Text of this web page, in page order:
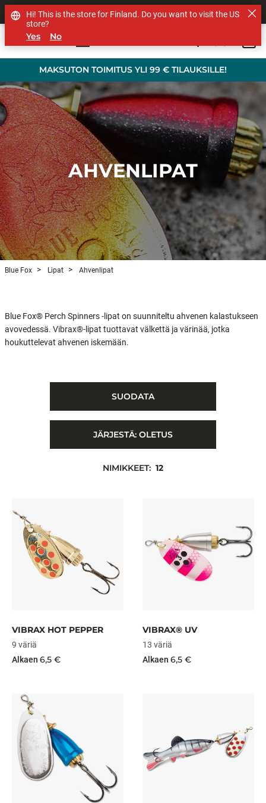
MAKSUTON TOIMITUS YLI 99 € TILAUKSILLE!
MUUT TUOTEMERKIT
AHVENLIPAT
Blue Fox Lipat Ahvenlipat
Blue Fox® Perch Spinners -lipat on suunniteltu ahvenen kalastukseen
avovedessä. Vibrax®-lipat tuottavat välkettä ja värinää, jotka
houkuttelevat ahvenen iskemään.
SUODATA
JÄRJESTÄ: OLETUS
NIMIKKEET: 12
VIBRAX HOT PEPPER
9 väriä
Alkaen 6,5 €
VIBRAX® UV
13 väriä
Alkaen 6,5 €
Hi! This is the store for Finland. Do you want to visit the US
store?
Yes No